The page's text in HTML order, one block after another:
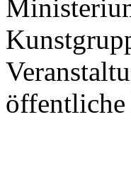
öffentliche